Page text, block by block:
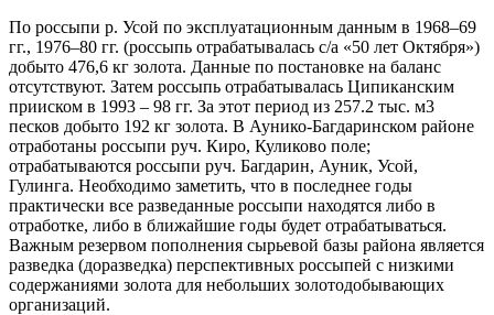
По россыпи р. Усой по эксплуатационным данным в 1968–69
гг., 1976–80 гг. (россыпь отрабатывалась с/а «50 лет Октября»)
добыто 476,6 кг золота. Данные по постановке на баланс
отсутствуют. Затем россыпь отрабатывалась Ципиканским
прииском в 1993 – 98 гг. За этот период из 257.2 тыс. м3
песков добыто 192 кг золота. В Аунико-Багдаринском районе
отработаны россыпи руч. Киро, Куликово поле;
отрабатываются россыпи руч. Багдарин, Ауник, Усой,
Гулинга. Необходимо заметить, что в последнее годы
практически все разведанные россыпи находятся либо в
отработке, либо в ближайшие годы будет отрабатываться.
Важным резервом пополнения сырьевой базы района является
разведка (доразведка) перспективных россыпей с низкими
содержаниями золота для небольших золотодобывающих
организаций.